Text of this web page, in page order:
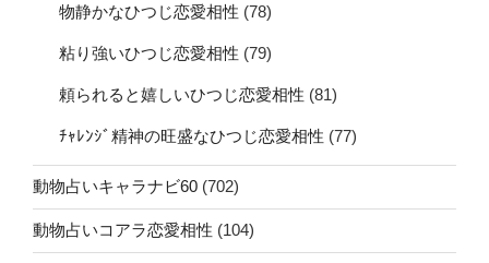
物静かなひつじ恋愛相性 (78)
粘り強いひつじ恋愛相性 (79)
頼られると嬉しいひつじ恋愛相性 (81)
ﾁｬﾚﾝｼﾞ精神の旺盛なひつじ恋愛相性 (77)
動物占いキャラナビ60 (702)
動物占いコアラ恋愛相性 (104)